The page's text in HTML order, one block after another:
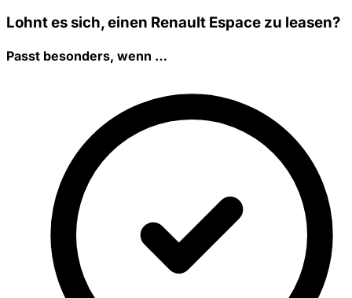
Lohnt es sich, einen Renault Espace zu leasen?
Passt besonders, wenn …